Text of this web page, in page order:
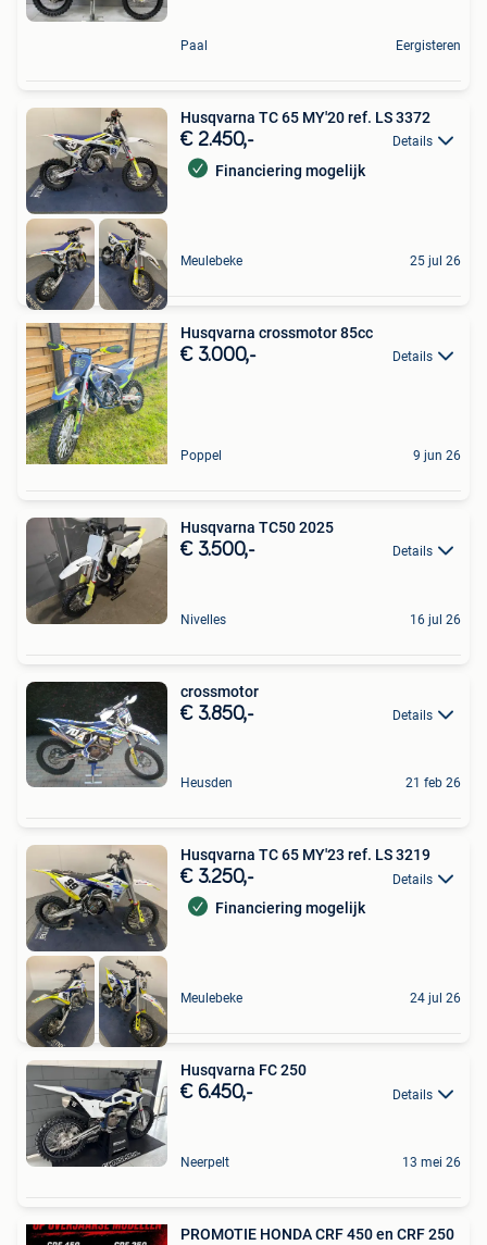
Paal Eergisteren
Husqvarna TC 65 MY'20 ref. LS 3372
€ 2.450,- Details
Financiering mogelijk
Meulebeke 25 jul 26
Husqvarna crossmotor 85cc
€ 3.000,- Details
Poppel 9 jun 26
Husqvarna TC50 2025
€ 3.500,- Details
Nivelles 16 jul 26
crossmotor
€ 3.850,- Details
Heusden 21 feb 26
Husqvarna TC 65 MY'23 ref. LS 3219
€ 3.250,- Details
Financiering mogelijk
Meulebeke 24 jul 26
Husqvarna FC 250
€ 6.450,- Details
Neerpelt 13 mei 26
PROMOTIE HONDA CRF 450 en CRF 250